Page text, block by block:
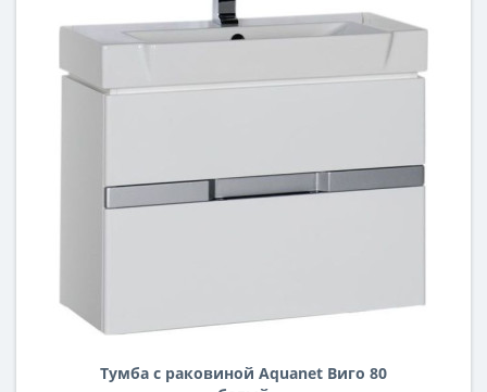
Тумба с раковиной Aquanet Виго 80